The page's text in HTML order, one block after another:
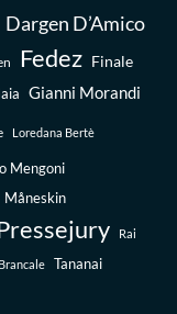
Dargen D’Amico
Fedez Finale
Gianni Morandi
Loredana Bertè
Mengoni
Måneskin
Rai
Tananai